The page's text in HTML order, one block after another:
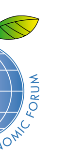
fungování režimu
první strany
dějin
vyhrocování
ran”.
komunismu v
Institutu
zločinů proti
–
Tato nová
facto v roce